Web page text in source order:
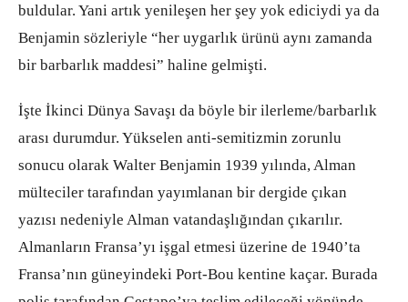
buldular. Yani artık yenileşen her şey yok ediciydi ya da
Benjamin sözleriyle “her uygarlık ürünü aynı zamanda
bir barbarlık maddesi” haline gelmişti.
İşte İkinci Dünya Savaşı da böyle bir ilerleme/barbarlık
arası durumdur. Yükselen anti-semitizmin zorunlu
sonucu olarak Walter Benjamin 1939 yılında, Alman
mülteciler tarafından yayımlanan bir dergide çıkan
yazısı nedeniyle Alman vatandaşlığından çıkarılır.
Almanların Fransa’yı işgal etmesi üzerine de 1940’ta
Fransa’nın güneyindeki Port-Bou kentine kaçar. Burada